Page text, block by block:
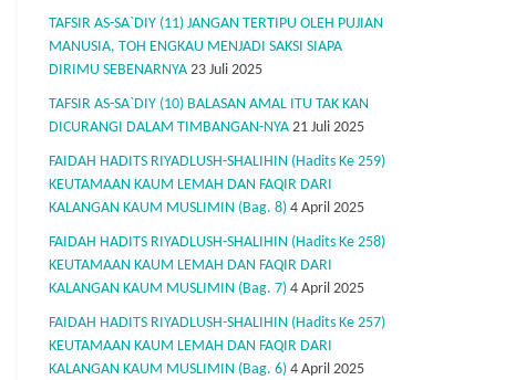
TAFSIR AS-SA`DIY (11) JANGAN TERTIPU OLEH PUJIAN
MANUSIA, TOH ENGKAU MENJADI SAKSI SIAPA
DIRIMU SEBENARNYA 23 Juli 2025
TAFSIR AS-SA`DIY (10) BALASAN AMAL ITU TAK KAN
DICURANGI DALAM TIMBANGAN-NYA 21 Juli 2025
FAIDAH HADITS RIYADLUSH-SHALIHIN (Hadits Ke 259)
KEUTAMAAN KAUM LEMAH DAN FAQIR DARI
KALANGAN KAUM MUSLIMIN (Bag. 8) 4 April 2025
FAIDAH HADITS RIYADLUSH-SHALIHIN (Hadits Ke 258)
KEUTAMAAN KAUM LEMAH DAN FAQIR DARI
KALANGAN KAUM MUSLIMIN (Bag. 7) 4 April 2025
FAIDAH HADITS RIYADLUSH-SHALIHIN (Hadits Ke 257)
KEUTAMAAN KAUM LEMAH DAN FAQIR DARI
KALANGAN KAUM MUSLIMIN (Bag. 6) 4 April 2025